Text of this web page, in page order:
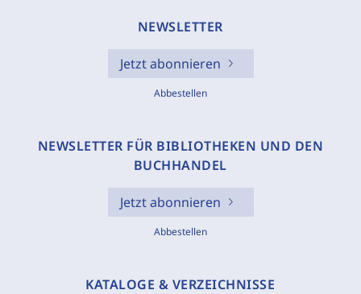
NEWSLETTER
Jetzt abonnieren
Abbestellen
NEWSLETTER FÜR BIBLIOTHEKEN UND DEN
BUCHHANDEL
Jetzt abonnieren
Abbestellen
KATALOGE & VERZEICHNISSE